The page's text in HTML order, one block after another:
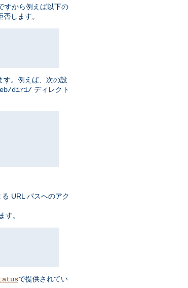
すから例えば以下の
します。
す。例えば、次の設
dir1/ ディレクト
URL パスへのアク
す。
で提供されてい